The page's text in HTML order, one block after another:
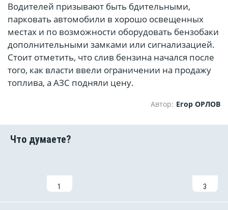
Водителей призывают быть бдительными,
парковать автомобили в хорошо освещенных
местах и по возможности оборудовать бензобаки
дополнительными замками или сигнализацией.
Стоит отметить, что слив бензина начался после
того, как власти ввели ограничении на продажу
топлива, а АЗС подняли цену.
Автор: Егор ОРЛОВ
1 3